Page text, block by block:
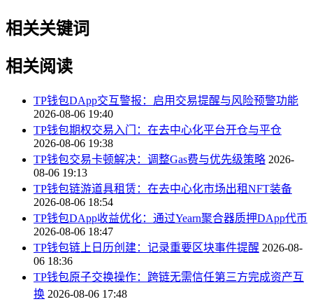
相关关键词
相关阅读
TP钱包DApp交互警报：启用交易提醒与风险预警功能
2026-08-06 19:40
TP钱包期权交易入门：在去中心化平台开仓与平仓
2026-08-06 19:38
TP钱包交易卡顿解决：调整Gas费与优先级策略 2026-
08-06 19:13
TP钱包链游道具租赁：在去中心化市场出租NFT装备
2026-08-06 18:54
TP钱包DApp收益优化：通过Yearn聚合器质押DApp代币
2026-08-06 18:47
TP钱包链上日历创建：记录重要区块事件提醒 2026-08-
06 18:36
TP钱包原子交换操作：跨链无需信任第三方完成资产互
换 2026-08-06 17:48